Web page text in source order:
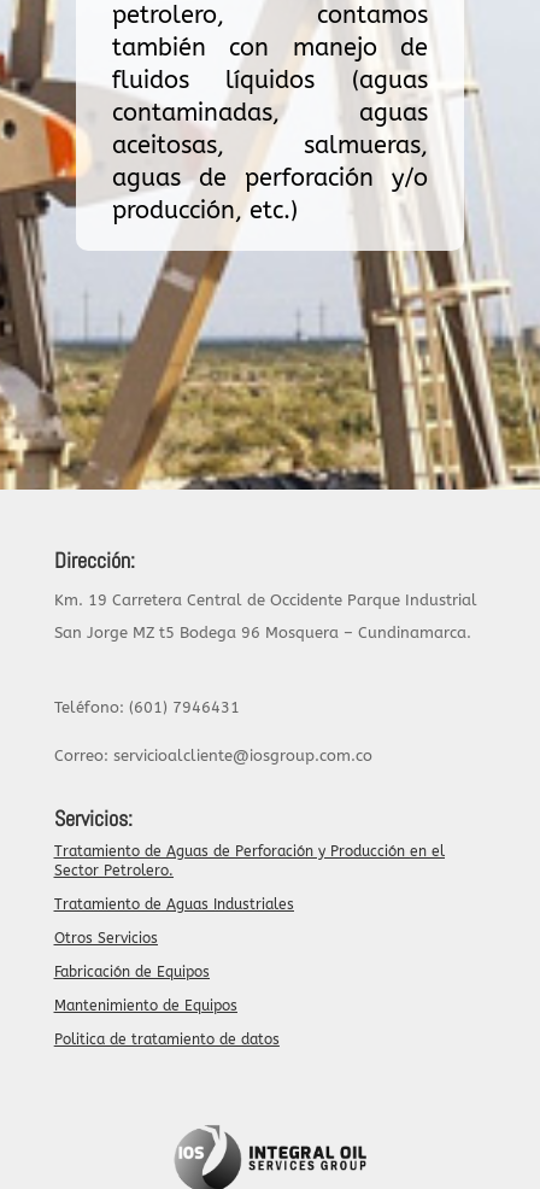
petrolero, contamos
también con manejo de
fluidos líquidos (aguas
contaminadas, aguas
aceitosas, salmueras,
aguas de perforación y/o
producción, etc.)
Dirección:
Km. 19 Carretera Central de Occidente Parque Industrial
San Jorge MZ t5 Bodega 96 Mosquera – Cundinamarca.
Teléfono: (601) 7946431
Correo: servicioalcliente@iosgroup.com.co
Servicios:
Tratamiento de Aguas de Perforación y Producción en el
Sector Petrolero.
Tratamiento de Aguas Industriales
Otros Servicios
Fabricación de Equipos
Mantenimiento de Equipos
Politica de tratamiento de datos